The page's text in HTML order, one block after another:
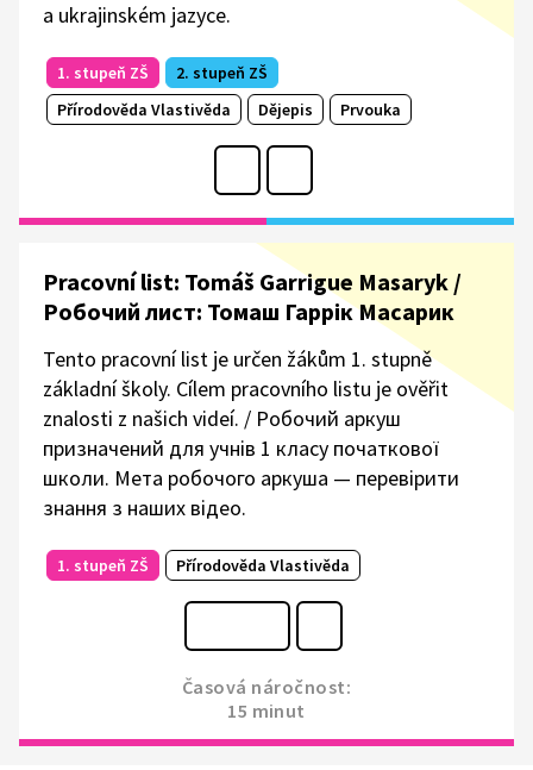
a ukrajinském jazyce.
1. stupeň ZŠ
2. stupeň ZŠ
Přírodověda Vlastivěda
Dějepis Prvouka
Pracovní list: Tomáš Garrigue Masaryk /
Робочий лист: Томаш Гаррік Масарик
Tento pracovní list je určen žákům 1. stupně
základní školy. Cílem pracovního listu je ověřit
znalosti z našich videí. / Робочий аркуш
призначений для учнів 1 класу початкової
школи. Мета робочого аркуша — перевірити
знання з наших відео.
1. stupeň ZŠ Přírodověda Vlastivěda
Časová náročnost:
15 minut